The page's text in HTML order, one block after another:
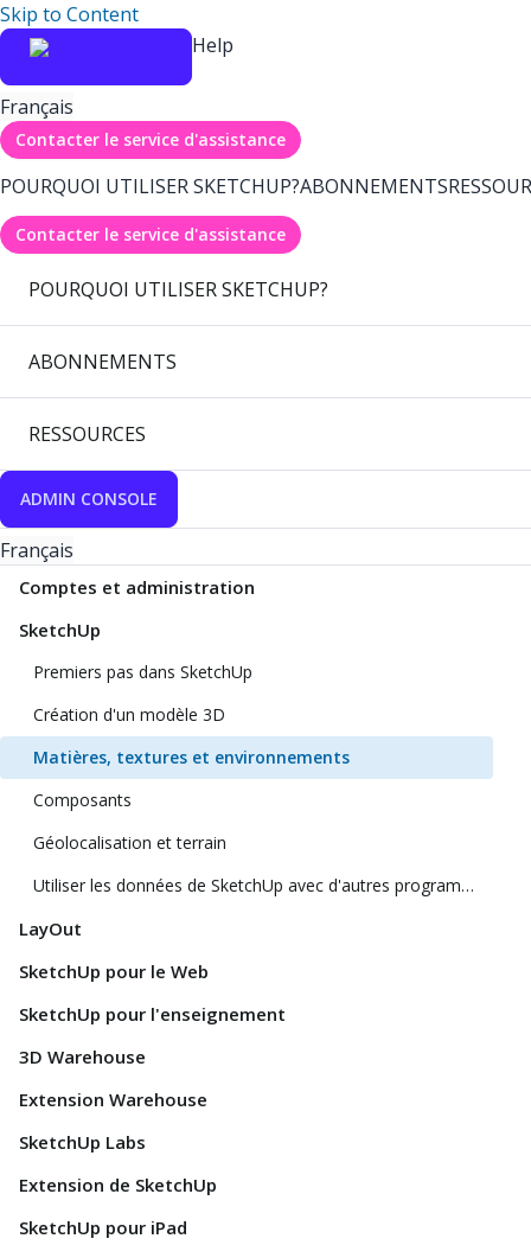
Skip to Content
Help
Français
Contacter le service d'assistance
POURQUOI UTILISER SKETCHUP?ABONNEMENTS
Contacter le service d'assistance
POURQUOI UTILISER SKETCHUP?
ABONNEMENTS
RESSOURCES
ADMIN CONSOLE
Français
Comptes et administration
SketchUp
Premiers pas dans SketchUp
Création d'un modèle 3D
Matières, textures et environnements
Composants
Géolocalisation et terrain
Utiliser les données de SketchUp avec d'autres programmes ou outils de modélisation
LayOut
SketchUp pour le Web
SketchUp pour l'enseignement
3D Warehouse
Extension Warehouse
SketchUp Labs
Extension de SketchUp
SketchUp pour iPad